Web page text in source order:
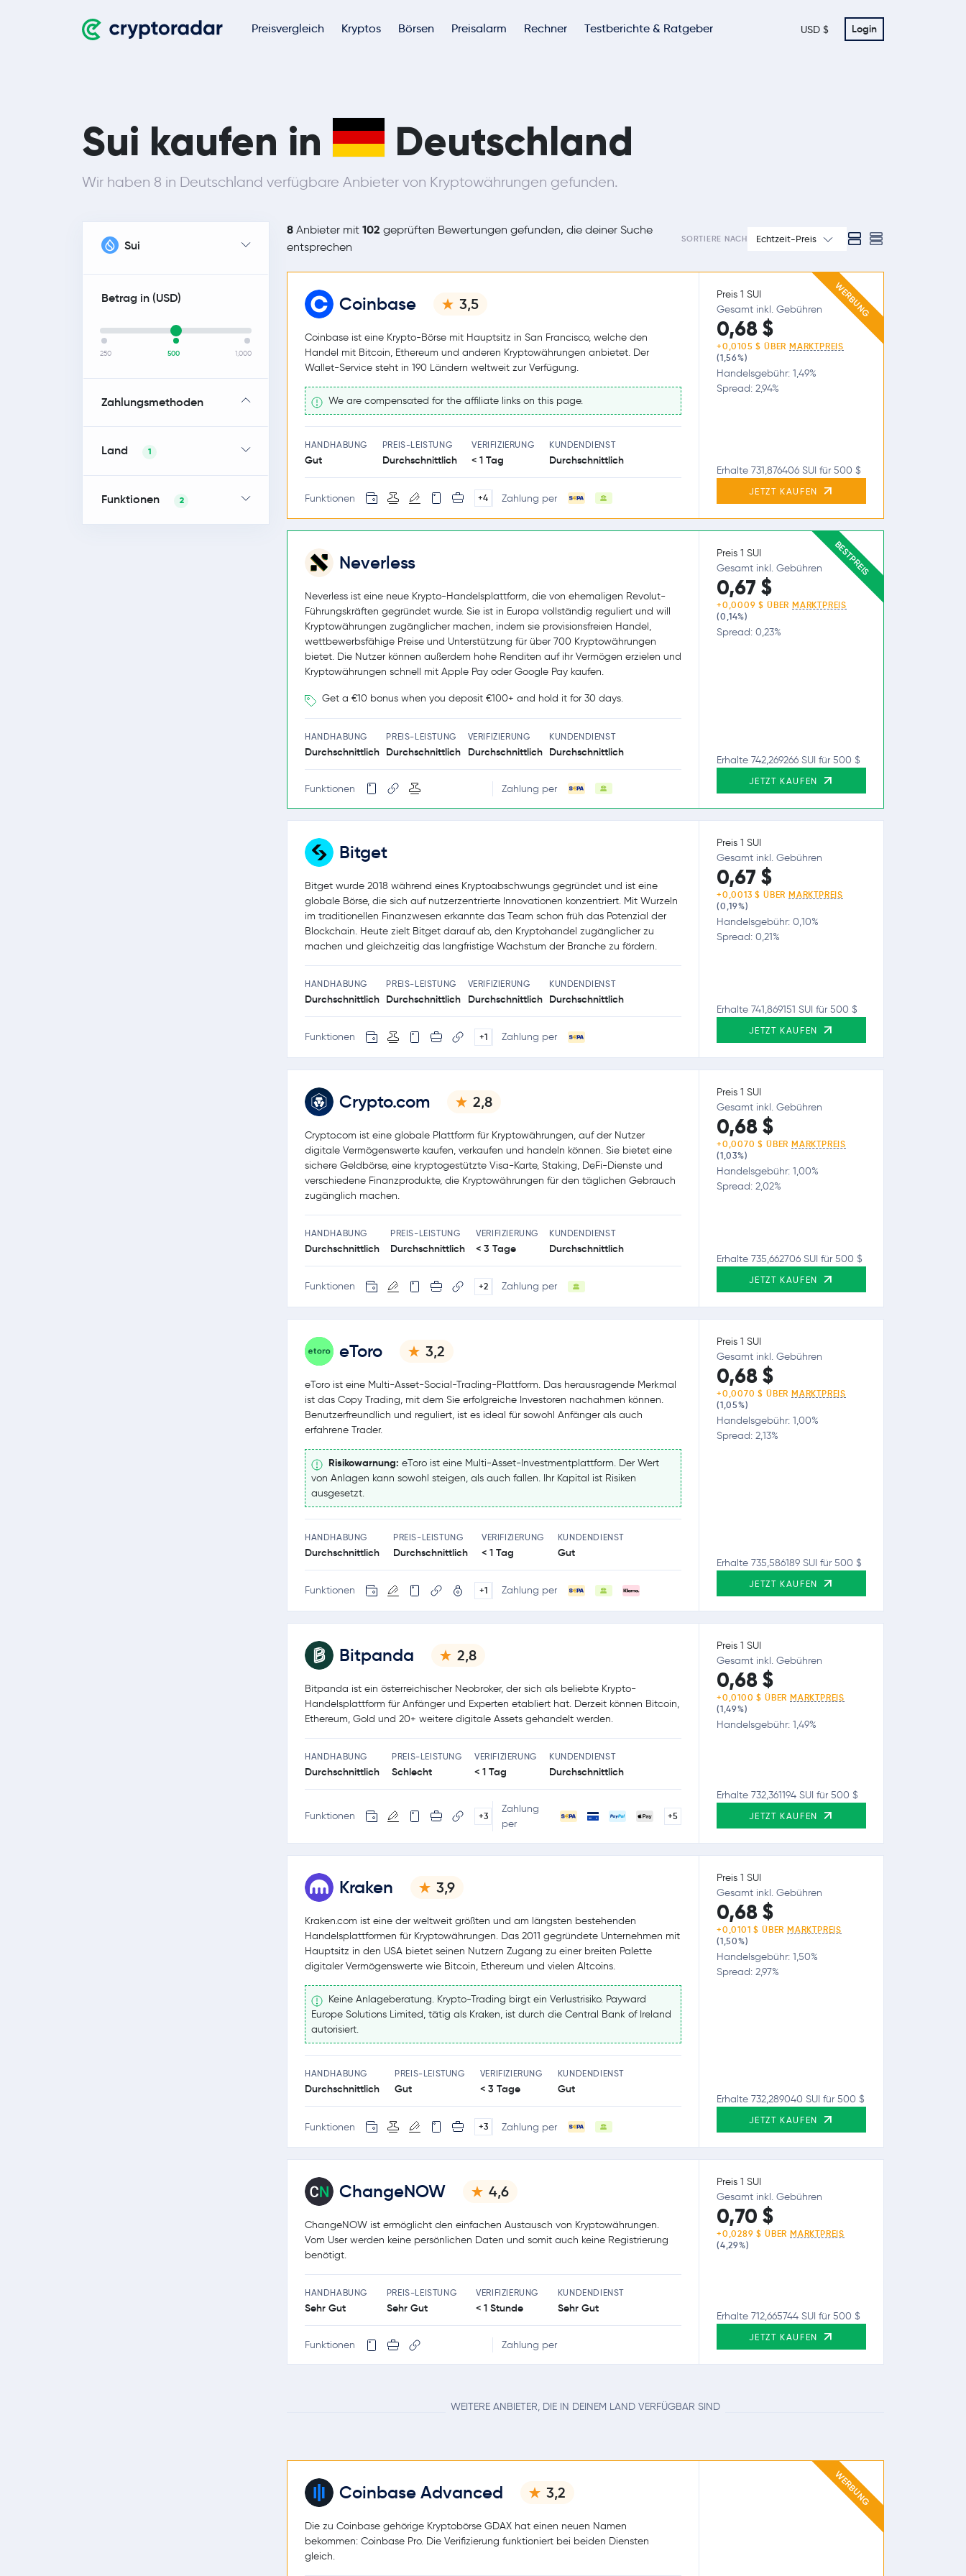
Preisvergleich Kryptos Börsen Preisalarm Rechner Testberichte & Ratgeber USD $ Login
Sui kaufen in Deutschland
Wir haben 8 in Deutschland verfügbare Anbieter von Kryptowährungen gefunden.
Sui
Betrag in (USD)
250 500 1,000
Zahlungsmethoden
Land 1
Funktionen 2
8 Anbieter mit 102 geprüften Bewertungen gefunden, die deiner Suche
entsprechen
SORTIERE NACH Echtzeit-Preis
WERBUNG
Coinbase 3,5
Coinbase ist eine Krypto-Börse mit Hauptsitz in San Francisco, welche den
Handel mit Bitcoin, Ethereum und anderen Kryptowährungen anbietet. Der
Wallet-Service steht in 190 Ländern weltweit zur Verfügung.
We are compensated for the affiliate links on this page.
HANDHABUNG
Gut
PREIS-LEISTUNG
Durchschnittlich
VERIFIZIERUNG
< 1 Tag
KUNDENDIENST
Durchschnittlich
Funktionen +4 Zahlung per
Preis 1 SUI
Gesamt inkl. Gebühren
0,68 $
+0,0105 $ ÜBERMARKTPREIS
(1,56%)
Handelsgebühr: 1,49%
Spread: 2,94%
Erhalte 731,876406 SUI für 500 $
JETZT KAUFEN
BESTPREIS
Neverless
Neverless ist eine neue Krypto-Handelsplattform, die von ehemaligen Revolut-
Führungskräften gegründet wurde. Sie ist in Europa vollständig reguliert und will
Kryptowährungen zugänglicher machen, indem sie provisionsfreien Handel,
wettbewerbsfähige Preise und Unterstützung für über 700 Kryptowährungen
bietet. Die Nutzer können außerdem hohe Renditen auf ihr Vermögen erzielen und
Kryptowährungen schnell mit Apple Pay oder Google Pay kaufen.
Get a €10 bonus when you deposit €100+ and hold it for 30 days.
HANDHABUNG
Durchschnittlich
PREIS-LEISTUNG
Durchschnittlich
VERIFIZIERUNG
Durchschnittlich
KUNDENDIENST
Durchschnittlich
Funktionen Zahlung per
Preis 1 SUI
Gesamt inkl. Gebühren
0,67 $
+0,0009 $ ÜBERMARKTPREIS
(0,14%)
Spread: 0,23%
Erhalte 742,269266 SUI für 500 $
JETZT KAUFEN
Bitget
Bitget wurde 2018 während eines Kryptoabschwungs gegründet und ist eine
globale Börse, die sich auf nutzerzentrierte Innovationen konzentriert. Mit Wurzeln
im traditionellen Finanzwesen erkannte das Team schon früh das Potenzial der
Blockchain. Heute zielt Bitget darauf ab, den Kryptohandel zugänglicher zu
machen und gleichzeitig das langfristige Wachstum der Branche zu fördern.
HANDHABUNG
Durchschnittlich
PREIS-LEISTUNG
Durchschnittlich
VERIFIZIERUNG
Durchschnittlich
KUNDENDIENST
Durchschnittlich
Funktionen +1 Zahlung per
Preis 1 SUI
Gesamt inkl. Gebühren
0,67 $
+0,0013 $ ÜBERMARKTPREIS
(0,19%)
Handelsgebühr: 0,10%
Spread: 0,21%
Erhalte 741,869151 SUI für 500 $
JETZT KAUFEN
Crypto.com 2,8
Crypto.com ist eine globale Plattform für Kryptowährungen, auf der Nutzer
digitale Vermögenswerte kaufen, verkaufen und handeln können. Sie bietet eine
sichere Geldbörse, eine kryptogestützte Visa-Karte, Staking, DeFi-Dienste und
verschiedene Finanzprodukte, die Kryptowährungen für den täglichen Gebrauch
zugänglich machen.
HANDHABUNG
Durchschnittlich
PREIS-LEISTUNG
Durchschnittlich
VERIFIZIERUNG
< 3 Tage
KUNDENDIENST
Durchschnittlich
Funktionen +2 Zahlung per
Preis 1 SUI
Gesamt inkl. Gebühren
0,68 $
+0,0070 $ ÜBERMARKTPREIS
(1,03%)
Handelsgebühr: 1,00%
Spread: 2,02%
Erhalte 735,662706 SUI für 500 $
JETZT KAUFEN
eToro 3,2
eToro ist eine Multi-Asset-Social-Trading-Plattform. Das herausragende Merkmal
ist das Copy Trading, mit dem Sie erfolgreiche Investoren nachahmen können.
Benutzerfreundlich und reguliert, ist es ideal für sowohl Anfänger als auch
erfahrene Trader.
Risikowarnung: eToro ist eine Multi-Asset-Investmentplattform. Der Wert
von Anlagen kann sowohl steigen, als auch fallen. Ihr Kapital ist Risiken
ausgesetzt.
HANDHABUNG
Durchschnittlich
PREIS-LEISTUNG
Durchschnittlich
VERIFIZIERUNG
< 1 Tag
KUNDENDIENST
Gut
Funktionen +1 Zahlung per
Preis 1 SUI
Gesamt inkl. Gebühren
0,68 $
+0,0070 $ ÜBERMARKTPREIS
(1,05%)
Handelsgebühr: 1,00%
Spread: 2,13%
Erhalte 735,586189 SUI für 500 $
JETZT KAUFEN
Bitpanda 2,8
Bitpanda ist ein österreichischer Neobroker, der sich als beliebte Krypto-
Handelsplattform für Anfänger und Experten etabliert hat. Derzeit können Bitcoin,
Ethereum, Gold und 20+ weitere digitale Assets gehandelt werden.
HANDHABUNG
Durchschnittlich
PREIS-LEISTUNG
Schlecht
VERIFIZIERUNG
< 1 Tag
KUNDENDIENST
Durchschnittlich
Funktionen +3
Zahlung
per
+5
Preis 1 SUI
Gesamt inkl. Gebühren
0,68 $
+0,0100 $ ÜBERMARKTPREIS
(1,49%)
Handelsgebühr: 1,49%
Erhalte 732,361194 SUI für 500 $
JETZT KAUFEN
Kraken 3,9
Kraken.com ist eine der weltweit größten und am längsten bestehenden
Handelsplattformen für Kryptowährungen. Das 2011 gegründete Unternehmen mit
Hauptsitz in den USA bietet seinen Nutzern Zugang zu einer breiten Palette
digitaler Vermögenswerte wie Bitcoin, Ethereum und vielen Altcoins.
Keine Anlageberatung. Krypto-Trading birgt ein Verlustrisiko. Payward
Europe Solutions Limited, tätig als Kraken, ist durch die Central Bank of Ireland
autorisiert.
HANDHABUNG
Durchschnittlich
PREIS-LEISTUNG
Gut
VERIFIZIERUNG
< 3 Tage
KUNDENDIENST
Gut
Funktionen +3 Zahlung per
Preis 1 SUI
Gesamt inkl. Gebühren
0,68 $
+0,0101 $ ÜBERMARKTPREIS
(1,50%)
Handelsgebühr: 1,50%
Spread: 2,97%
Erhalte 732,289040 SUI für 500 $
JETZT KAUFEN
ChangeNOW 4,6
ChangeNOW ist ermöglicht den einfachen Austausch von Kryptowährungen.
Vom User werden keine persönlichen Daten und somit auch keine Registrierung
benötigt.
HANDHABUNG
Sehr Gut
PREIS-LEISTUNG
Sehr Gut
VERIFIZIERUNG
< 1 Stunde
KUNDENDIENST
Sehr Gut
Funktionen Zahlung per
Preis 1 SUI
Gesamt inkl. Gebühren
0,70 $
+0,0289 $ ÜBERMARKTPREIS
(4,29%)
Erhalte 712,665744 SUI für 500 $
JETZT KAUFEN
WEITERE ANBIETER, DIE IN DEINEM LAND VERFÜGBAR SIND
WERBUNG
Coinbase Advanced 3,2
Die zu Coinbase gehörige Kryptobörse GDAX hat einen neuen Namen
bekommen: Coinbase Pro. Die Verifizierung funktioniert bei beiden Diensten
gleich.